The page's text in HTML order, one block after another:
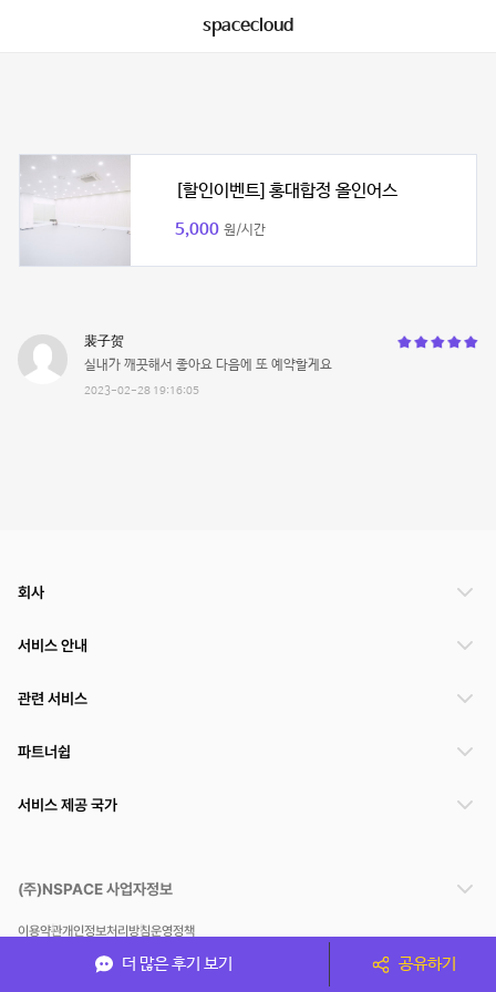
spacecloud
[할인이벤트] 홍대합정 올인어스
5,000 원/시간
裴子贺
실내가 깨끗해서 좋아요 다음에 또 예약할게요
2023-02-28 19:16:05
더 많은 후기 보기 공유하기
회사
서비스 안내
관련 서비스
파트너쉽
서비스 제공 국가
(주)NSPACE 사업자정보
이용약관개인정보처리방침운영정책
스페이스클라우드는 통신판매중개자이며 통신판매의 당사자가 아닙니다. 따라서 스페이스클
라우드는 공간 거래정보 및 거래에 대해 책임지지 않습니다.